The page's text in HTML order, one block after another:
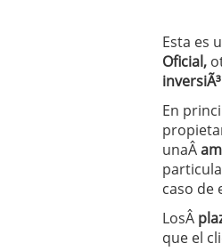
Esta es
Oficial,
En
unaÂ
caso de
LosÂ
que el